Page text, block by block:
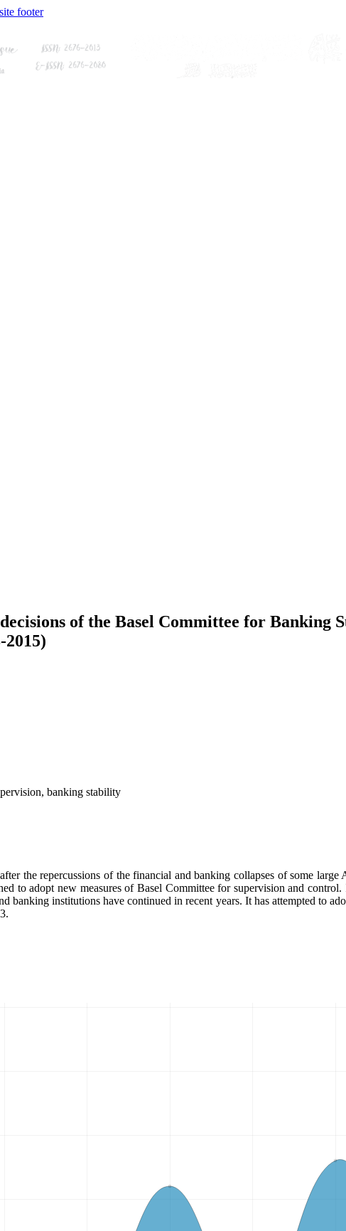
footer
of the Basel ‎Committee for Banking
banking stability
the repercussions of the financial and banking collapses of some
to adopt new measures of Basel Committee for supervision and
banking institutions have continued in recent years. It has attempted to